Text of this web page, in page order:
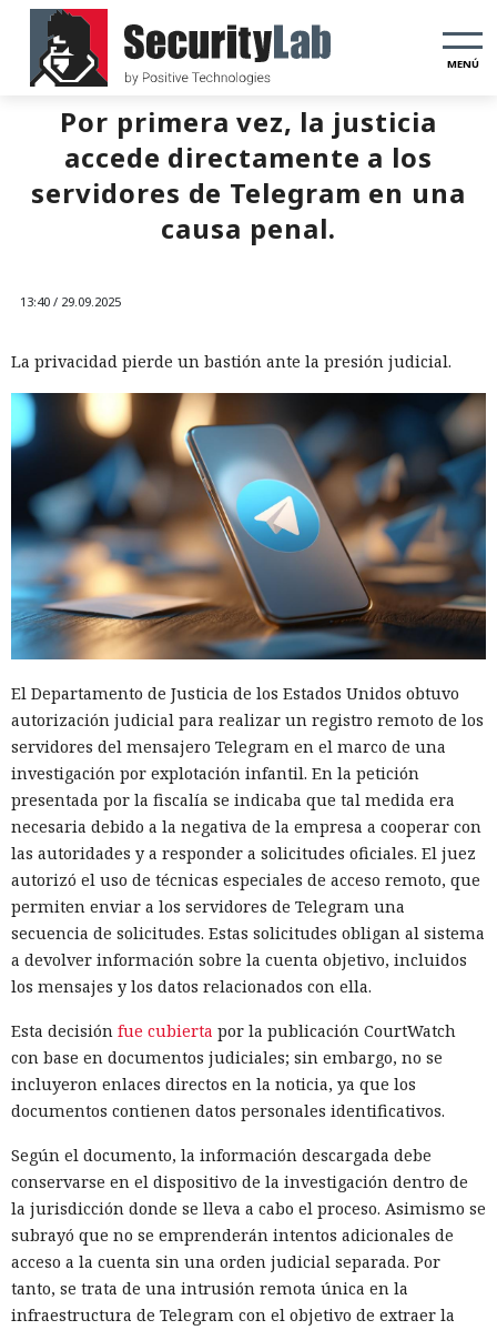
MENÚ
Por primera vez, la justicia
accede directamente a los
servidores de Telegram en una
causa penal.
13:40 / 29.09.2025
La privacidad pierde un bastión ante la presión judicial.
El Departamento de Justicia de los Estados Unidos obtuvo
autorización judicial para realizar un registro remoto de los
servidores del mensajero Telegram en el marco de una
investigación por explotación infantil. En la petición
presentada por la fiscalía se indicaba que tal medida era
necesaria debido a la negativa de la empresa a cooperar con
las autoridades y a responder a solicitudes oficiales. El juez
autorizó el uso de técnicas especiales de acceso remoto, que
permiten enviar a los servidores de Telegram una
secuencia de solicitudes. Estas solicitudes obligan al sistema
a devolver información sobre la cuenta objetivo, incluidos
los mensajes y los datos relacionados con ella.
Esta decisión fue cubierta por la publicación CourtWatch
con base en documentos judiciales; sin embargo, no se
incluyeron enlaces directos en la noticia, ya que los
documentos contienen datos personales identificativos.
Según el documento, la información descargada debe
conservarse en el dispositivo de la investigación dentro de
la jurisdicción donde se lleva a cabo el proceso. Asimismo se
subrayó que no se emprenderán intentos adicionales de
acceso a la cuenta sin una orden judicial separada. Por
tanto, se trata de una intrusión remota única en la
infraestructura de Telegram con el objetivo de extraer la